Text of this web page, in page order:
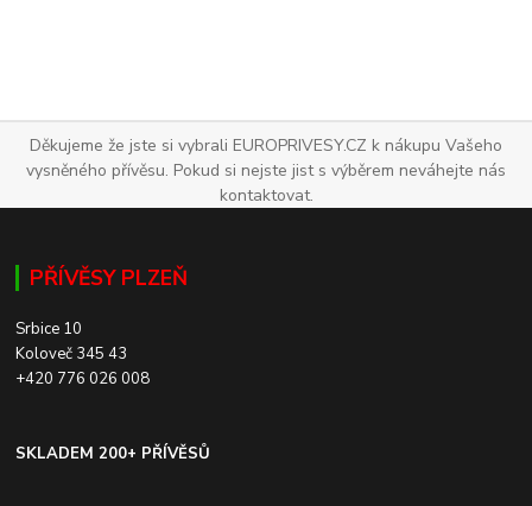
Děkujeme že jste si vybrali EUROPRIVESY.CZ k nákupu Vašeho
vysněného přívěsu. Pokud si nejste jist s výběrem neváhejte nás
kontaktovat.
PŘÍVĚSY PLZEŇ
Srbice 10
Koloveč 345 43
+420 776 026 008
SKLADEM 200+ PŘÍVĚSŮ